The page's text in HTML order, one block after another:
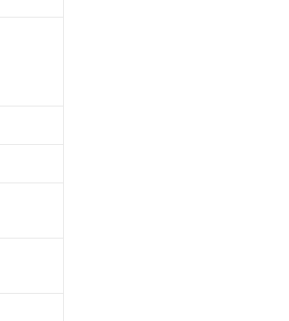
お客様担当のオムロン制御機器販売店・
者に漏洩または開示しないようお願いしま
について、当社および当社の共同利用者
必要な範囲で利用することをご了承くだ
認しています。
ります。
て非含有を証明するものではありません。
完了までの期間は出荷製品に未対応品が
示します。
環境に深刻な影響を及ぼさない年数を意
またはその他武器並びにこれらの製造装
よび3の内容を当該第三者に通知します。
するおそれがある場合は、取り引きをい
先、またはお客様担当のオムロン制御
機種